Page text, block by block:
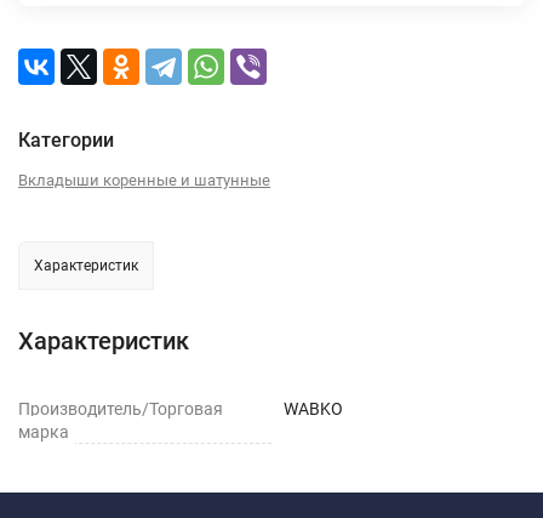
Категории
Вкладыши коренные и шатунные
Характеристик
Характеристик
Производитель/Торговая
марка
WABKO